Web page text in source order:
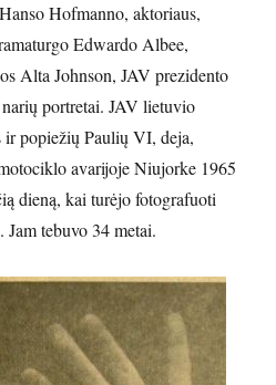
Hofmanno, aktoriaus,
Edwardo Albee,
Alta Johnson, JAV prezidento
portretai. JAV lietuvio
ir popiežių Paulių VI, deja,
avarijoje Niujorke 1965
dieną, kai turėjo fotografuoti
tebuvo 34 metai.